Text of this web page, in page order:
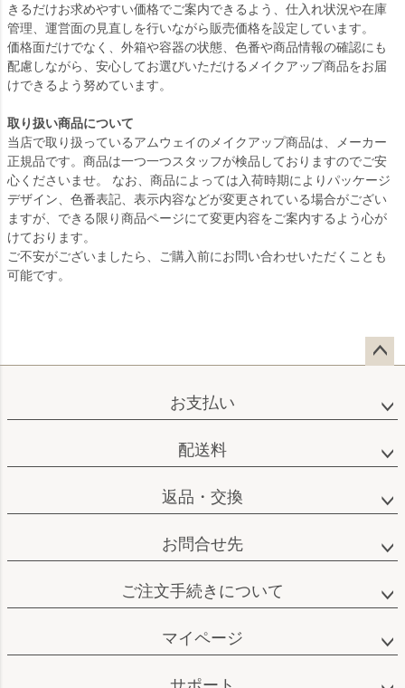
きるだけお求めやすい価格でご案内できるよう、仕入れ状況や在庫
管理、運営面の見直しを行いながら販売価格を設定しています。
価格面だけでなく、外箱や容器の状態、色番や商品情報の確認にも
配慮しながら、安心してお選びいただけるメイクアップ商品をお届
けできるよう努めています。
取り扱い商品について
当店で取り扱っているアムウェイのメイクアップ商品は、メーカー
正規品です。商品は一つ一つスタッフが検品しておりますのでご安
心くださいませ。 なお、商品によっては入荷時期によりパッケージ
デザイン、色番表記、表示内容などが変更されている場合がござい
ますが、できる限り商品ページにて変更内容をご案内するよう心が
けております。
ご不安がございましたら、ご購入前にお問い合わせいただくことも
可能です。
ップ
お支払い
配送料
返品・交換
お問合せ先
ご注文手続きについて
マイページ